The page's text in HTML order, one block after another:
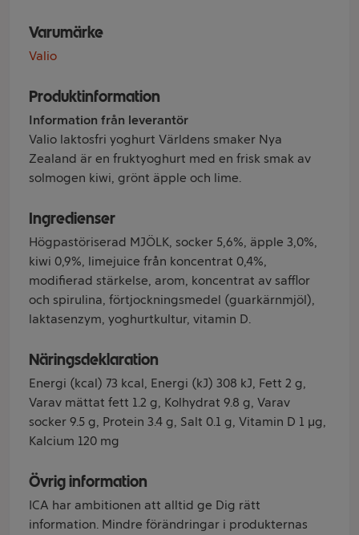
Varumärke
Valio
Produktinformation
Information från leverantör
Valio laktosfri yoghurt Världens smaker Nya
Zealand är en fruktyoghurt med en frisk smak av
solmogen kiwi, grönt äpple och lime.
Ingredienser
Högpastöriserad MJÖLK, socker 5,6%, äpple 3,0%,
kiwi 0,9%, limejuice från koncentrat 0,4%,
modifierad stärkelse, arom, koncentrat av safflor
och spirulina, förtjockningsmedel (guarkärnmjöl),
laktasenzym, yoghurtkultur, vitamin D.
Näringsdeklaration
Energi (kcal) 73 kcal, Energi (kJ) 308 kJ, Fett 2 g,
Varav mättat fett 1.2 g, Kolhydrat 9.8 g, Varav
socker 9.5 g, Protein 3.4 g, Salt 0.1 g, Vitamin D 1 µg,
Kalcium 120 mg
Övrig information
ICA har ambitionen att alltid ge Dig rätt
information. Mindre förändringar i produkternas